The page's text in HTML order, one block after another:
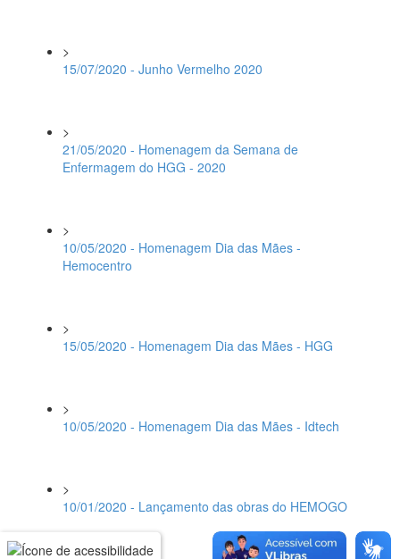
>
15/07/2020 - Junho Vermelho 2020
>
21/05/2020 - Homenagem da Semana de
Enfermagem do HGG - 2020
>
10/05/2020 - Homenagem Dia das Mães -
Hemocentro
>
15/05/2020 - Homenagem Dia das Mães - HGG
>
10/05/2020 - Homenagem Dia das Mães - Idtech
>
10/01/2020 - Lançamento das obras do HEMOGO